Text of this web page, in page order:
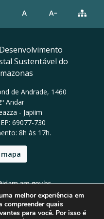
Sustentável do
de Andrade, 1460
Andar
- Japiim
69077-730
8h às 17h.
9911
melhor experiência em
compreender quais
para você. Por isso é